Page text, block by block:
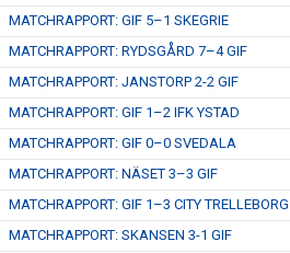
MATCHRAPPORT: GIF 5–1 SKEGRIE
MATCHRAPPORT: RYDSGÅRD 7–4 GIF
MATCHRAPPORT: JANSTORP 2-2 GIF
MATCHRAPPORT: GIF 1–2 IFK YSTAD
MATCHRAPPORT: GIF 0–0 SVEDALA
MATCHRAPPORT: NÄSET 3–3 GIF
MATCHRAPPORT: GIF 1–3 CITY TRELLEBORG
MATCHRAPPORT: SKANSEN 3-1 GIF